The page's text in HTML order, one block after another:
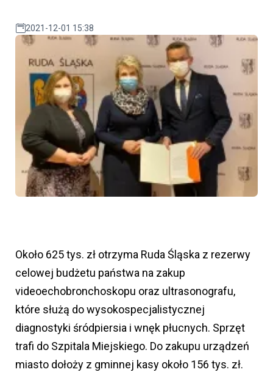
2021-12-01 15:38
Około 625 tys. zł otrzyma Ruda Śląska z rezerwy
celowej budżetu państwa na zakup
videoechobronchoskopu oraz ultrasonografu,
które służą do wysokospecjalistycznej
diagnostyki śródpiersia i wnęk płucnych. Sprzęt
trafi do Szpitala Miejskiego. Do zakupu urządzeń
miasto dołoży z gminnej kasy około 156 tys. zł.